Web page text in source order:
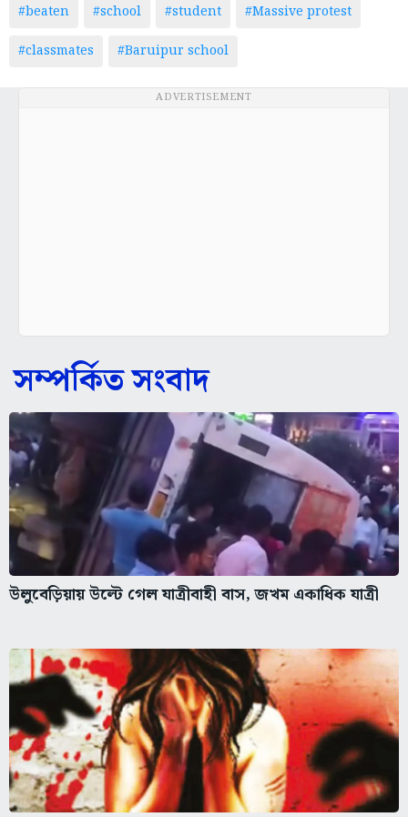
#beaten #school #student
#Massive protest
#classmates
#Baruipur school
ADVERTISEMENT
সম্পর্কিত সংবাদ
উলুবেড়িয়ায় উল্টে গেল যাত্রীবাহী বাস, জখম একাধিক যাত্রী